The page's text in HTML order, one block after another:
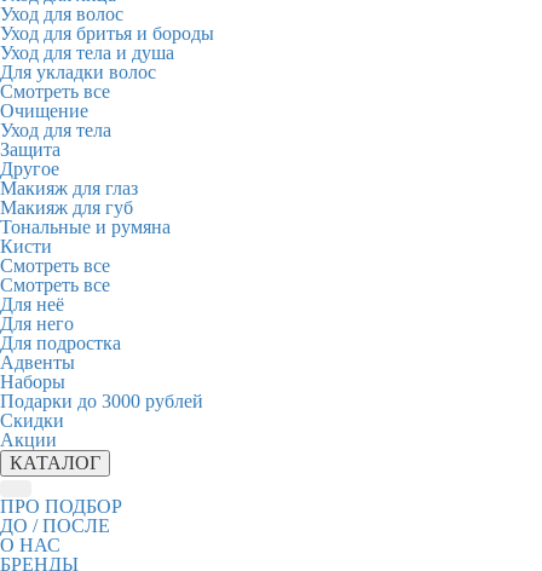
Уход для волос
Уход для бритья и бороды
Уход для тела и душа
Для укладки волос
Смотреть все
Очищение
Уход для тела
Защита
Другое
Макияж для глаз
Макияж для губ
Тональные и румяна
Кисти
Смотреть все
Смотреть все
Для неё
Для него
Для подростка
Адвенты
Наборы
Подарки до 3000 рублей
Скидки
Акции
КАТАЛОГ
ПРО ПОДБОР
ДО / ПОСЛЕ
О НАС
БРЕНДЫ